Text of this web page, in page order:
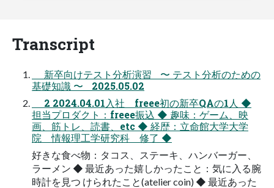
Transcript
新卒向けテスト分析演習 〜 テスト分析のための
基礎知識 〜 2025.05.02
2 2024.04.01⼊社 freee初の新卒QAの1⼈ ◆
担当プロダクト：freee振込 ◆ 趣味：ゲーム、映
画、筋トレ、読書、etc ◆ 経歴：⽴命館⼤学⼤学
院 情報理⼯学研究科 修了 ◆
好きな⾷べ物：タコス、ステーキ、ハンバーガー、
ラーメン ◆ 最近あった嬉しかったこと：気に⼊る腕
時計を⾒つ けられたこと(atelier coin) ◆ 最近あった